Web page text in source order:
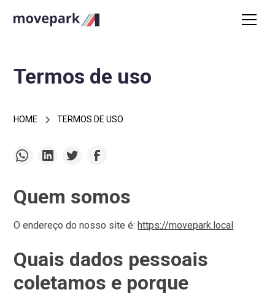
Termos de uso
HOME TERMOS DE USO
Quem somos
O endereço do nosso site é:https://movepark.local
Quais dados pessoais
coletamos e porque